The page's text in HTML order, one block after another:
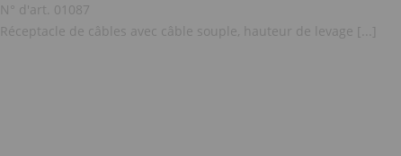
N° d'art. 01087
Réceptacle de câbles avec câble souple, hauteur de levage [...]